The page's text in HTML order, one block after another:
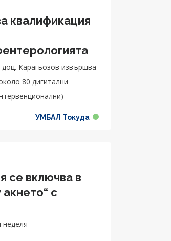
квалификация
Карагьозов извършва
80 дигитални
УМБАЛ Токуда
се включва в
с